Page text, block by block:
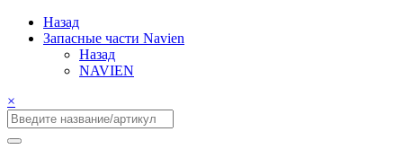
Назад
Запасные части Navien
Назад
NAVIEN
×